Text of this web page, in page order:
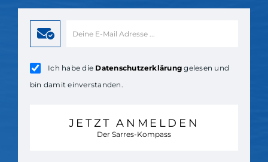
Ich habe die Datenschutzerklärung gelesen und
bin damit einverstanden.
JETZT ANMELDEN
Der Sarres-Kompass